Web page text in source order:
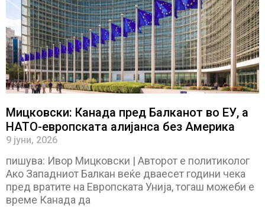
Мицковски: Канада пред Балканот во ЕУ, а
НАТО-европската алијанса без Америка
9 јуни, 2026
пишува: Ивор Мицковски | Авторот е политиколог
Ако Западниот Балкан веќе дваесет години чека
пред вратите на Европската Унија, тогаш можеби е
време Канада да